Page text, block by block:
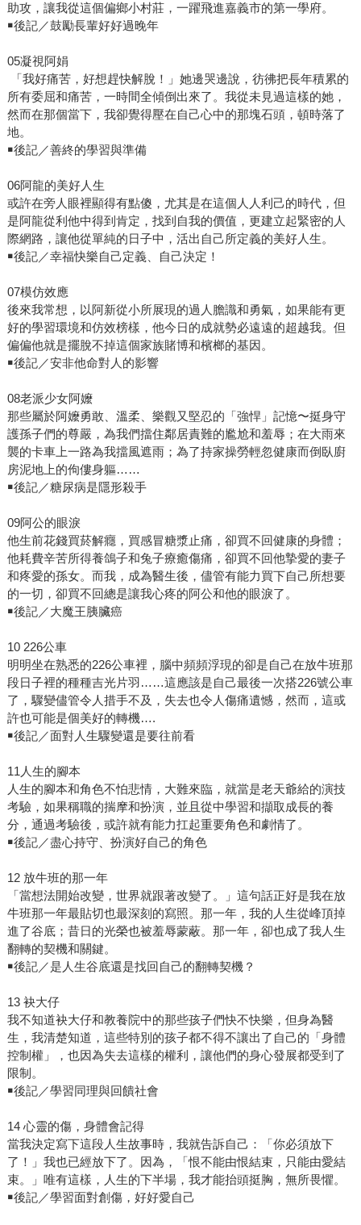
助攻，讓我從這個偏鄉小村莊，一躍飛進嘉義市的第一學府。
￭後記／鼓勵長輩好好過晚年
05凝視阿娟
「我好痛苦，好想趕快解脫！」她邊哭邊說，彷彿把長年積累的
所有委屈和痛苦，一時間全傾倒出來了。我從未見過這樣的她，
然而在那個當下，我卻覺得壓在自己心中的那塊石頭，頓時落了
地。
￭後記／善終的學習與準備
06阿龍的美好人生
或許在旁人眼裡顯得有點傻，尤其是在這個人人利己的時代，但
是阿龍從利他中得到肯定，找到自我的價值，更建立起緊密的人
際網路，讓他從單純的日子中，活出自己所定義的美好人生。
￭後記／幸福快樂自己定義、自己決定！
07模仿效應
後來我常想，以阿新從小所展現的過人膽識和勇氣，如果能有更
好的學習環境和仿效榜樣，他今日的成就勢必遠遠的超越我。但
偏偏他就是擺脫不掉這個家族賭博和檳榔的基因。
￭後記／安非他命對人的影響
08老派少女阿嬤
那些屬於阿嬤勇敢、溫柔、樂觀又堅忍的「強悍」記憶〜挺身守
護孫子們的尊嚴，為我們擋住鄰居責難的尷尬和羞辱；在大雨來
襲的卡車上一路為我擋風遮雨；為了持家操勞輕忽健康而倒臥廚
房泥地上的佝僂身軀……
￭後記／糖尿病是隱形殺手
09阿公的眼淚
他生前花錢買菸解癮，買感冒糖漿止痛，卻買不回健康的身體；
他耗費辛苦所得養鴿子和兔子療癒傷痛，卻買不回他摯愛的妻子
和疼愛的孫女。而我，成為醫生後，儘管有能力買下自己所想要
的一切，卻買不回總是讓我心疼的阿公和他的眼淚了。
￭後記／大魔王胰臟癌
10 226公車
明明坐在熟悉的226公車裡，腦中頻頻浮現的卻是自己在放牛班那
段日子裡的種種吉光片羽……這應該是自己最後一次搭226號公車
了，驟變儘管令人措手不及，失去也令人傷痛遺憾，然而，這或
許也可能是個美好的轉機….
￭後記／面對人生驟變還是要往前看
11人生的腳本
人生的腳本和角色不怕悲情，大難來臨，就當是老天爺給的演技
考驗，如果稱職的揣摩和扮演，並且從中學習和擷取成長的養
分，通過考驗後，或許就有能力扛起重要角色和劇情了。
￭後記／盡心持守、扮演好自己的角色
12 放牛班的那一年
「當想法開始改變，世界就跟著改變了。」這句話正好是我在放
牛班那一年最貼切也最深刻的寫照。那一年，我的人生從峰頂掉
進了谷底；昔日的光榮也被羞辱蒙蔽。那一年，卻也成了我人生
翻轉的契機和關鍵。
￭後記／是人生谷底還是找回自己的翻轉契機？
13 袂大仔
我不知道袂大仔和教養院中的那些孩子們快不快樂，但身為醫
生，我清楚知道，這些特別的孩子都不得不讓出了自己的「身體
控制權」，也因為失去這樣的權利，讓他們的身心發展都受到了
限制。
￭後記／學習同理與回饋社會
14 心靈的傷，身體會記得
當我決定寫下這段人生故事時，我就告訴自己：「你必須放下
了！」我也已經放下了。因為，「恨不能由恨結束，只能由愛結
束。」唯有這樣，人生的下半場，我才能抬頭挺胸，無所畏懼。
￭後記／學習面對創傷，好好愛自己